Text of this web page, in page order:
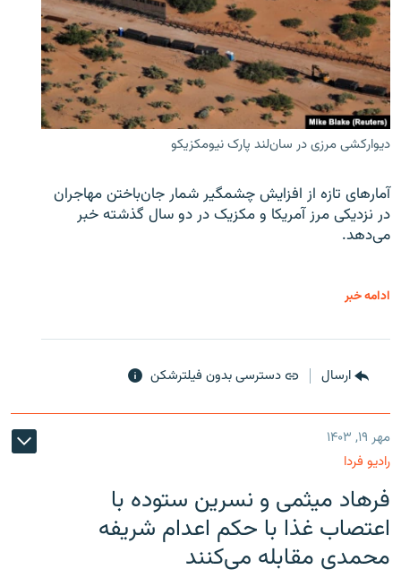
دیوارکشی مرزی در سان‌لند پارک نیومکزیکو
آمارهای تازه از افزایش چشمگیر شمار جان‌باختن مهاجران
در نزدیکی مرز آمریکا و مکزیک در دو سال گذشته خبر
می‌دهد.
ادامه خبر
ارسال دسترسی بدون فیلترشکن
مهر ۱۹, ۱۴۰۳
رادیو فردا
فرهاد میثمی و نسرین ستوده با
اعتصاب غذا با حکم اعدام شریفه
محمدی مقابله می‌کنند